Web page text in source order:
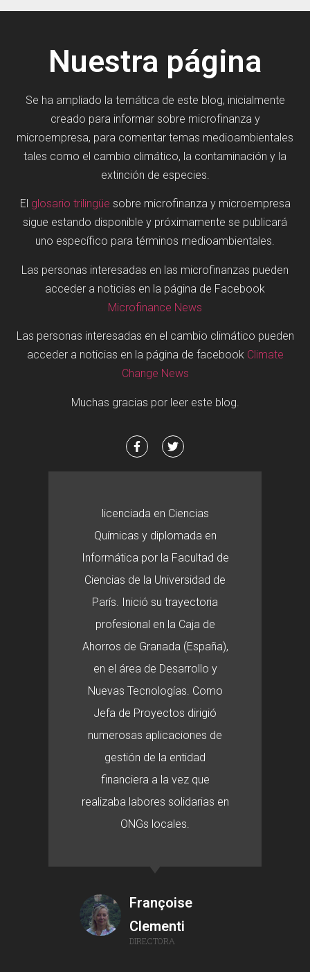
Nuestra página
Se ha ampliado la temática de este blog, inicialmente
creado para informar sobre microfinanza y
microempresa, para comentar temas medioambientales
tales como el cambio climático, la contaminación y la
extinción de especies.
El glosario trilingüe sobre microfinanza y microempresa
sigue estando disponible y próximamente se publicará
uno específico para términos medioambientales.
Las personas interesadas en las microfinanzas pueden
acceder a noticias en la página de Facebook
Microfinance News
Las personas interesadas en el cambio climático pueden
acceder a noticias en la página de facebook Climate
Change News
Muchas gracias por leer este blog.
licenciada en Ciencias
Químicas y diplomada en
Informática por la Facultad de
Ciencias de la Universidad de
París. Inició su trayectoria
profesional en la Caja de
Ahorros de Granada (España),
en el área de Desarrollo y
Nuevas Tecnologías. Como
Jefa de Proyectos dirigió
numerosas aplicaciones de
gestión de la entidad
financiera a la vez que
realizaba labores solidarias en
ONGs locales.
Françoise
Clementi
DIRECTORA